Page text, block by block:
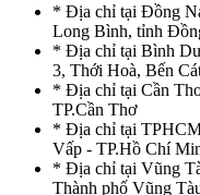
* Địa chỉ tại Đồng
Long Bình, tỉnh
* Địa chỉ tại Bình
3, Thới Hoà, Bến
* Địa chỉ tại Cần
TP.Cần Thơ
* Địa chỉ tại
Vấp - TP.Hồ Chí
* Địa chỉ tại Vũng
Thành phố Vũng